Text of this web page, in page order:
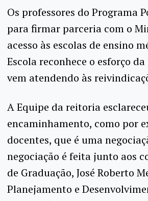
Os professores do Programa
para firmar parceria com o
acesso às escolas de ensino
Escola reconhece o esforço
vem atendendo às
A Equipe da reitoria
encaminhamento, como por
docentes, que é uma
negociação é feita junto aos
de Graduação, José Roberto
Planejamento e